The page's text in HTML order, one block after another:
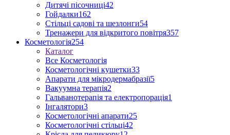
Дитячі пісочниці42
Гойдалки162
Стільці садові та шезлонги54
Тренажери для відкритого повітря357
Косметологія254
Каталог
Все Косметологія
Косметологічні кушетки33
Апарати для мікродермабразії5
Вакуумна терапія2
Гальванотерапія та електропорація1
Інгалятори3
Косметологічні апарати25
Косметологічні стільці42